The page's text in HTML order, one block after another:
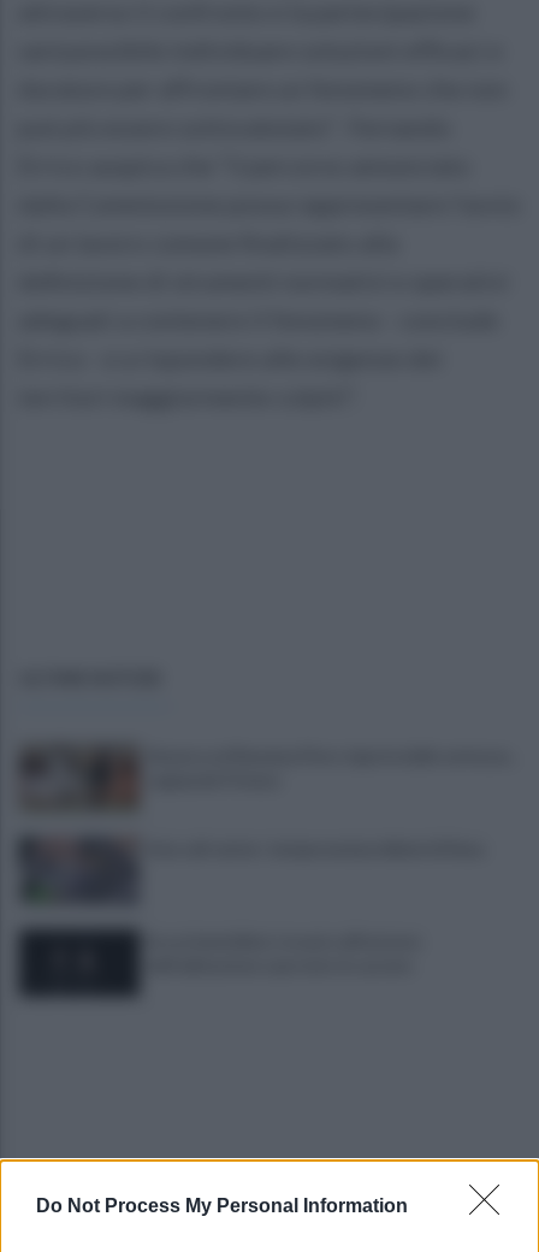
Do Not Process My Personal Information
Benevento, Floro Flores ne convoca 25 per la gara